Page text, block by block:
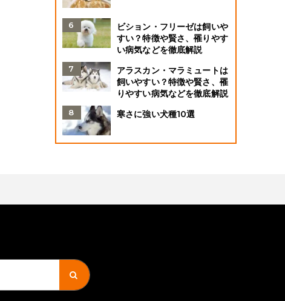
ビション・フリーゼは飼いや
すい？特徴や賢さ、罹りやす
い病気などを徹底解説
アラスカン・マラミュートは
飼いやすい？特徴や賢さ、罹
りやすい病気などを徹底解説
寒さに強い犬種10選